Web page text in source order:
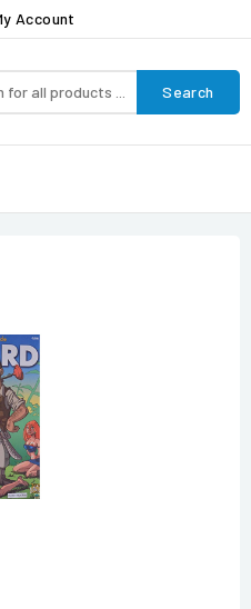
Account
Search